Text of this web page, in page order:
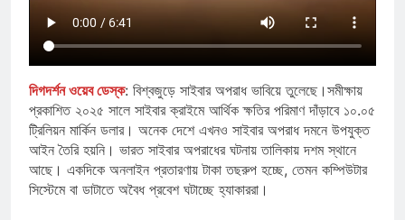
দিগদর্শন ওয়েব ডেস্ক: বিশ্বজুড়ে সাইবার অপরাধ ভাবিয়ে তুলেছে।সমীক্ষায়
প্রকাশিত ২০২৫ সালে সাইবার ক্রাইমে আর্থিক ক্ষতির পরিমাণ দাঁড়াবে ১০.০৫
ট্রিলিয়ন মার্কিন ডলার। অনেক দেশে এখনও সাইবার অপরাধ দমনে উপযুক্ত
আইন তৈরি হয়নি। ভারত সাইবার অপরাধের ঘটনায় তালিকায় দশম স্থানে
আছে। একদিকে অনলাইন প্রতারণায় টাকা তছরুপ হচ্ছে, তেমন কম্পিউটার
সিস্টেমে বা ডাটাতে অবৈধ প্রবেশ ঘটাচ্ছে হ্যাকাররা।